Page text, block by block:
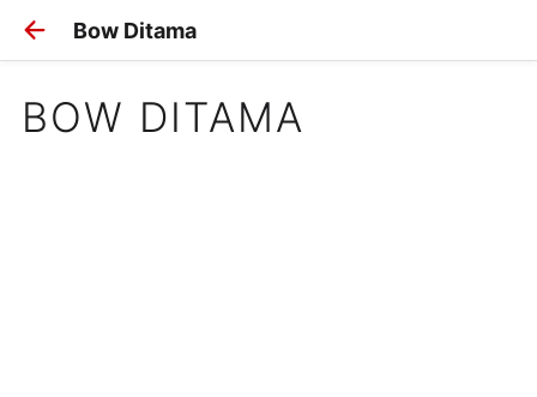
Bow Ditama
BOW DITAMA